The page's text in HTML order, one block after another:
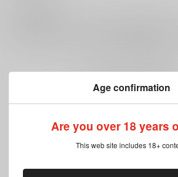
Age confirmation
Are you over 18 years
This web site includes 18+